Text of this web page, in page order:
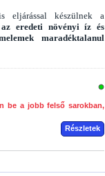
eljárással készülnek a
az eredeti növényi íz és
maradéktalanul
be a jobb felső sarokban,
Részletek